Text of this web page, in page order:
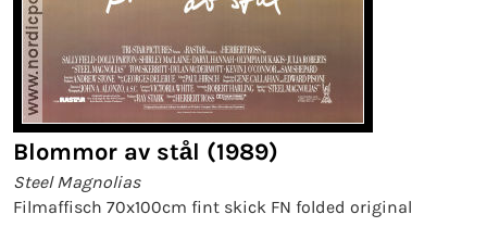
Blommor av stål (1989)
Steel Magnolias
Filmaffisch 70x100cm fint skick FN folded original